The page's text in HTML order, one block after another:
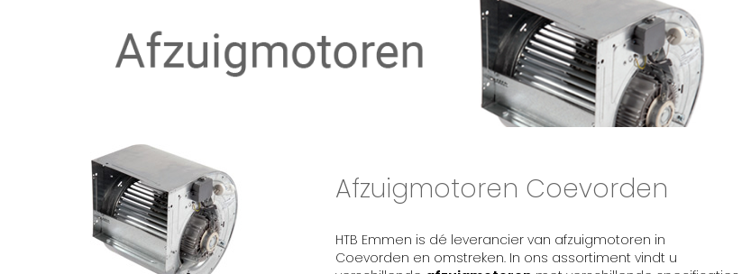
Afzuigmotoren Coevorden
HTB Emmen is dé leverancier van afzuigmotoren in
Coevorden en omstreken. In ons assortiment vindt u